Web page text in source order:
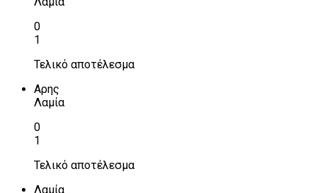
0
1
Τελικό αποτέλεσμα
Αρης
Λαμία
0
1
Τελικό αποτέλεσμα
Λαμία